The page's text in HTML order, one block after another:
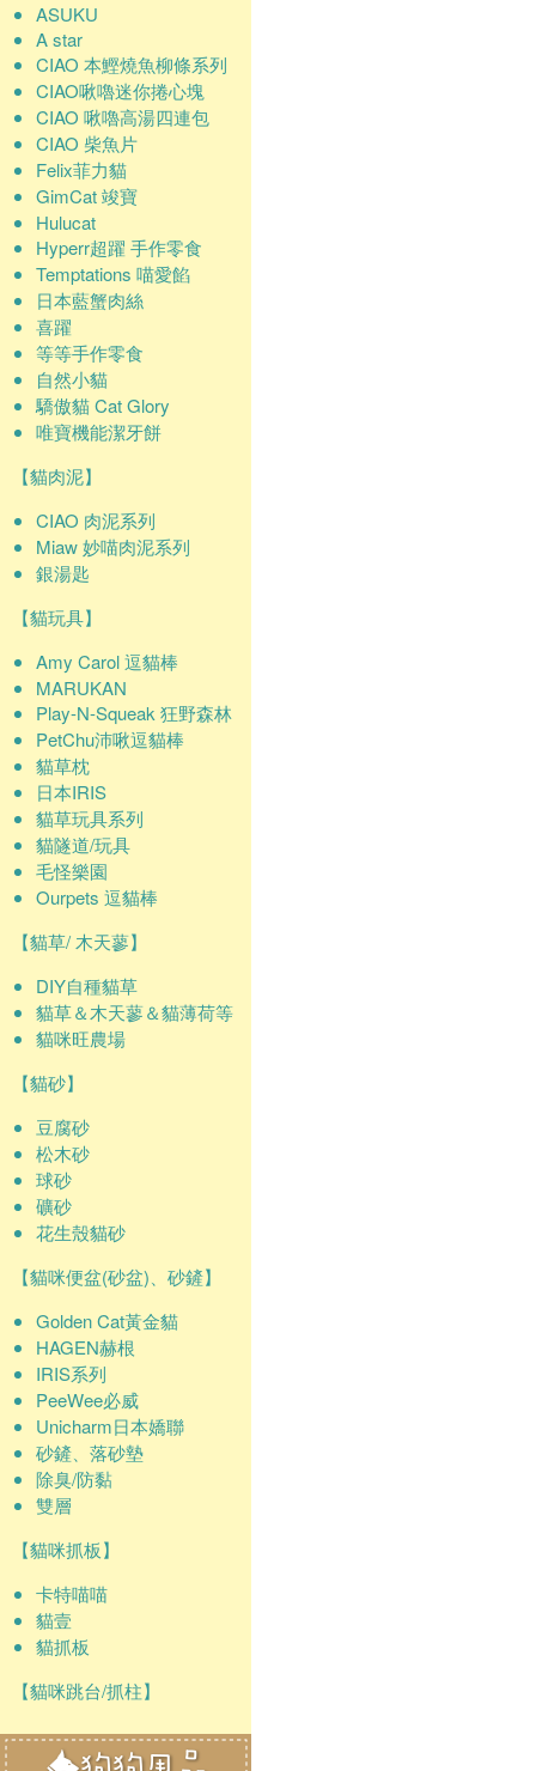
ASUKU
A star
CIAO 本鰹燒魚柳條系列
CIAO啾嚕迷你捲心塊
CIAO 啾嚕高湯四連包
CIAO 柴魚片
Felix菲力貓
GimCat 竣寶
Hulucat
Hyperr超躍 手作零食
Temptations 喵愛餡
日本藍蟹肉絲
喜躍
等等手作零食
自然小貓
驕傲貓 Cat Glory
唯寶機能潔牙餅
【貓肉泥】
CIAO 肉泥系列
Miaw 妙喵肉泥系列
銀湯匙
【貓玩具】
Amy Carol 逗貓棒
MARUKAN
Play-N-Squeak 狂野森林
PetChu沛啾逗貓棒
貓草枕
日本IRIS
貓草玩具系列
貓隧道/玩具
毛怪樂園
Ourpets 逗貓棒
【貓草/ 木天蓼】
DIY自種貓草
貓草＆木天蓼＆貓薄荷等
貓咪旺農場
【貓砂】
豆腐砂
松木砂
球砂
礦砂
花生殼貓砂
【貓咪便盆(砂盆)、砂鏟】
Golden Cat黃金貓
HAGEN赫根
IRIS系列
PeeWee必威
Unicharm日本嬌聯
砂鏟、落砂墊
除臭/防黏
雙層
【貓咪抓板】
卡特喵喵
貓壹
貓抓板
【貓咪跳台/抓柱】